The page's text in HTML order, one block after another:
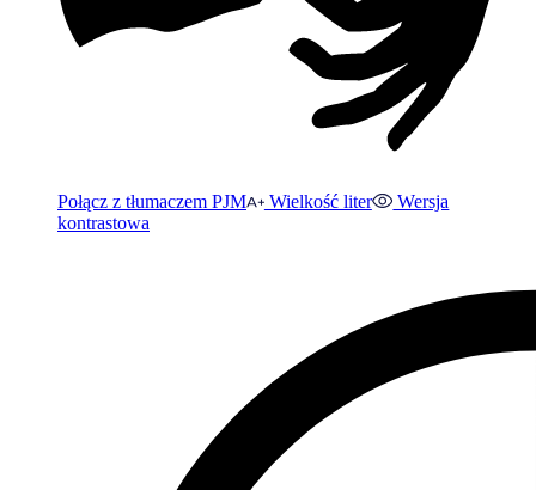
Połącz z tłumaczem PJM Wielkość liter
Wersja
kontrastowa